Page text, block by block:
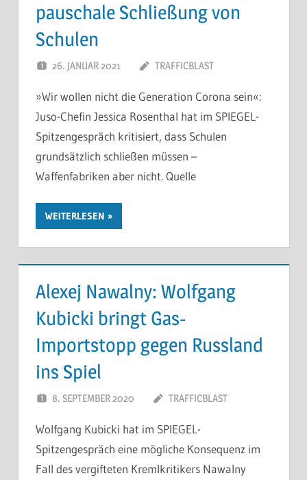
pauschale Schließung von
Schulen
26. JANUAR 2021 TRAFFICBLAST
»Wir wollen nicht die Generation Corona sein«:
Juso-Chefin Jessica Rosenthal hat im SPIEGEL-
Spitzengespräch kritisiert, dass Schulen
grundsätzlich schließen müssen –
Waffenfabriken aber nicht. Quelle
WEITERLESEN
Alexej Nawalny: Wolfgang
Kubicki bringt Gas-
Importstopp gegen Russland
ins Spiel
8. SEPTEMBER 2020 TRAFFICBLAST
Wolfgang Kubicki hat im SPIEGEL-
Spitzengespräch eine mögliche Konsequenz im
Fall des vergifteten Kremlkritikers Nawalny